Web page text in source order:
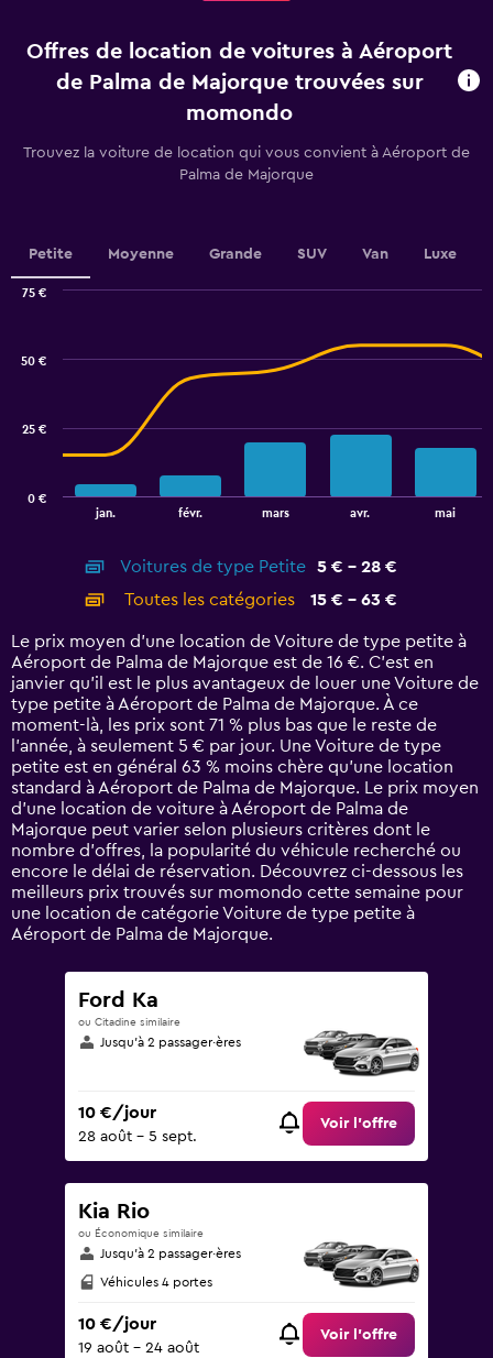
location.
Range:
chart
displaying
values.
Range:
15.
Offres de location de voitures à Aéroport
de Palma de Majorque trouvées sur
momondo
Trouvez la voiture de location qui vous convient à Aéroport de
Palma de Majorque
Petite Moyenne Grande SUV Van Luxe
displaying
categories.
14
categories.
The
chart
has
1
Y
axis
displaying
values.
Range:
0
to
75.
jan. févr. mars avr. mai
0 €
25 €
50 €
75 €
Voitures de type Petite
5 € - 28 €
Toutes les catégories
15 € - 63 €
Le prix moyen d’une location de Voiture de type petite à
Aéroport de Palma de Majorque est de 16 €. C’est en
janvier qu'il est le plus avantageux de louer une Voiture de
type petite à Aéroport de Palma de Majorque. À ce
moment-là, les prix sont 71 % plus bas que le reste de
l’année, à seulement 5 € par jour. Une Voiture de type
petite est en général 63 % moins chère qu'une location
standard à Aéroport de Palma de Majorque. Le prix moyen
d’une location de voiture à Aéroport de Palma de
Majorque peut varier selon plusieurs critères dont le
nombre d’offres, la popularité du véhicule recherché ou
encore le délai de réservation. Découvrez ci-dessous les
meilleurs prix trouvés sur momondo cette semaine pour
une location de catégorie Voiture de type petite à
Aéroport de Palma de Majorque.
Ford Ka
ou Citadine similaire
Jusqu’à 2 passager·ères
10 €/jour
28 août - 5 sept.
Voir l’offre
Kia Rio
ou Économique similaire
Jusqu’à 2 passager·ères
Véhicules 4 portes
10 €/jour
19 août - 24 août
Voir l’offre